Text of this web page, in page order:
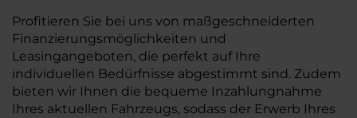
Profitieren Sie bei uns von maßgeschneiderten
Finanzierungsmöglichkeiten und
Leasingangeboten, die perfekt auf Ihre
individuellen Bedürfnisse abgestimmt sind. Zudem
bieten wir Ihnen die bequeme Inzahlungnahme
Ihres aktuellen Fahrzeugs, sodass der Erwerb Ihres